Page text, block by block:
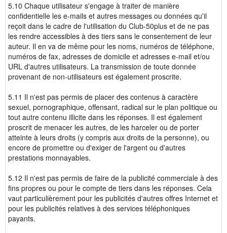
5.10 Chaque utilisateur s'engage à traiter de manière
confidentielle les e-mails et autres messages ou données qu'il
reçoit dans le cadre de l'utilisation du Club-50plus et de ne pas
les rendre accessibles à des tiers sans le consentement de leur
auteur. Il en va de même pour les noms, numéros de téléphone,
numéros de fax, adresses de domicile et adresses e-mail et/ou
URL d'autres utilisateurs. La transmission de toute donnée
provenant de non-utilisateurs est également proscrite.
5.11 Il n'est pas permis de placer des contenus à caractère
sexuel, pornographique, offensant, radical sur le plan politique ou
tout autre contenu illicite dans les réponses. Il est également
proscrit de menacer les autres, de les harceler ou de porter
atteinte à leurs droits (y compris aux droits de la personne), ou
encore de promettre ou d'exiger de l'argent ou d'autres
prestations monnayables.
5.12 Il n'est pas permis de faire de la publicité commerciale à des
fins propres ou pour le compte de tiers dans les réponses. Cela
vaut particulièrement pour les publicités d'autres offres Internet et
pour les publicités relatives à des services téléphoniques
payants.